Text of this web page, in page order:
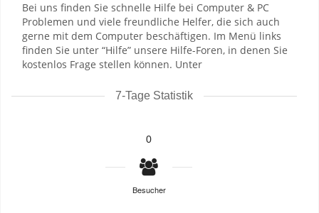
Bei uns finden Sie schnelle Hilfe bei Computer & PC
Problemen und viele freundliche Helfer, die sich auch
gerne mit dem Computer beschäftigen. Im Menü links
finden Sie unter “Hilfe” unsere Hilfe-Foren, in denen Sie
kostenlos Frage stellen können. Unter
7-Tage Statistik
0
Besucher